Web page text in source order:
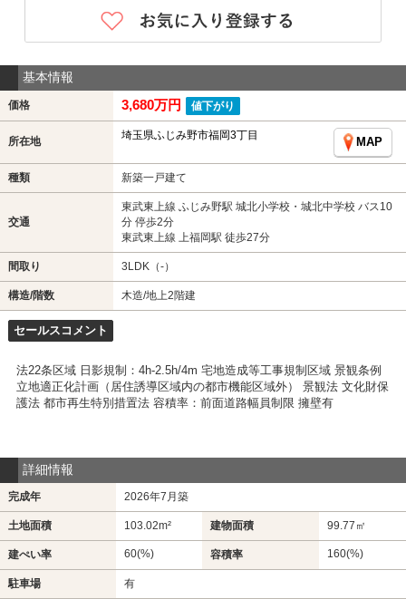
基本情報
価格 3,680万円 値下がり
所在地 埼玉県ふじみ野市福岡3丁目
MAP
種類 新築一戸建て
交通
東武東上線 ふじみ野駅 城北小学校・城北中学校 バス10
分 停歩2分
東武東上線 上福岡駅 徒歩27分
間取り 3LDK（-）
構造/階数 木造/地上2階建
セールスコメント
法22条区域 日影規制：4h-2.5h/4m 宅地造成等工事規制区域 景観条例
立地適正化計画（居住誘導区域内の都市機能区域外） 景観法 文化財保
護法 都市再生特別措置法 容積率：前面道路幅員制限 擁壁有
詳細情報
完成年 2026年7月築
土地面積 103.02m² 建物面積 99.77㎡
建ぺい率 60(%) 容積率 160(%)
駐車場 有